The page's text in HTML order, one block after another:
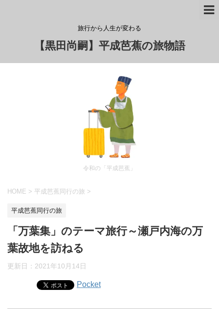
旅行から人生が変わる
【黒田尚嗣】平成芭蕉の旅物語
令和の「平成芭蕉」
HOME > 平成芭蕉同行の旅 >
平成芭蕉同行の旅
「万葉集」のテーマ旅行～瀬戸内海の万
葉故地を訪ねる
更新日： 2021年10月14日
Pocket